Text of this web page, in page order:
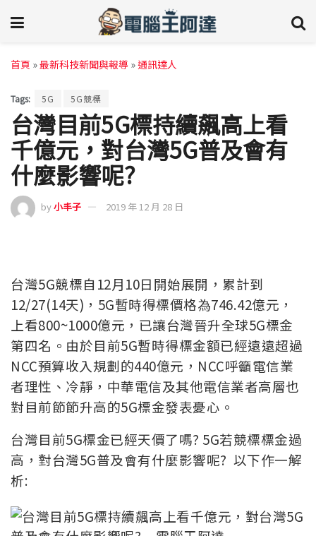
首頁 »最新科技新聞與報導 »通訊達人
Tags: 5G 5G競標
台灣目前5G標持續飆高上看
千億元，對台灣5G普及會有
什麼影響呢?
by小丰子 2019 年 12 月 28 日
台灣5G競標自12月10日開始展開，累計到
12/27(14天)，5G暫時得標價格為746.42億元，
上看800~1000億元，已讓台灣晉升全球5G標金
第四名。由於目前5G暫時得標金額已經遠遠超過
NCC預算收入規劃的440億元，NCC呼籲電信業
者理性、冷靜，中華電信及其他電信業者高層也
對目前節節升高的5G標金發表憂心。
台灣目前5G標金已經天價了嗎? 5G若競標標金過
高，對台灣5G普及會有什麼影響呢? 以下作一解
析: